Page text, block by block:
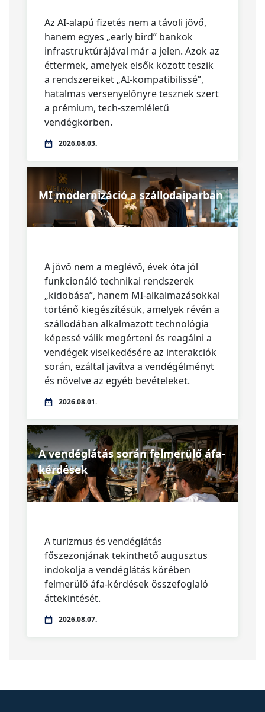
Az AI-alapú fizetés nem a távoli jövő,
hanem egyes „early bird” bankok
infrastruktúrájával már a jelen. Azok az
éttermek, amelyek elsők között teszik
a rendszereiket „AI-kompatibilissé”,
hatalmas versenyelőnyre tesznek szert
a prémium, tech-szemléletű
vendégkörben.
2026.08.03.
MI modernizáció a szállodaiparban
A jövő nem a meglévő, évek óta jól
funkcionáló technikai rendszerek
„kidobása”, hanem MI-alkalmazásokkal
történő kiegészítésük, amelyek révén a
szállodában alkalmazott technológia
képessé válik megérteni és reagálni a
vendégek viselkedésére az interakciók
során, ezáltal javítva a vendégélményt
és növelve az egyéb bevételeket.
2026.08.01.
A vendéglátás során felmerülő áfa-
kérdések
A turizmus és vendéglátás
főszezonjának tekinthető augusztus
indokolja a vendéglátás körében
felmerülő áfa-kérdések összefoglaló
áttekintését.
2026.08.07.